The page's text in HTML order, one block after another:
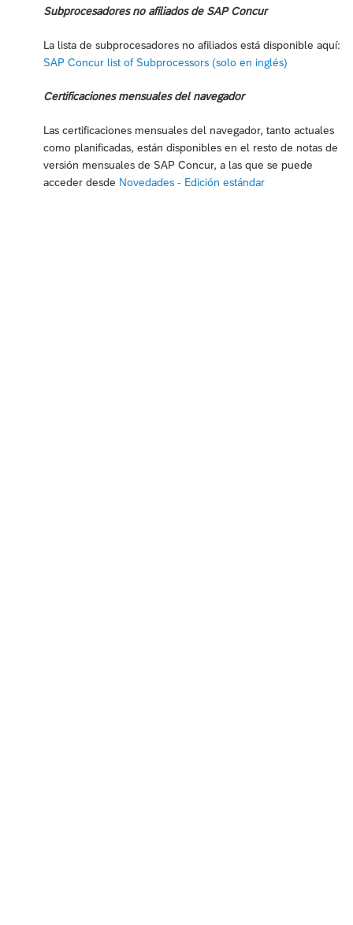
Subprocesadores no afiliados de SAP Concur
La lista de subprocesadores no afiliados está disponible aquí:
SAP Concur list of Subprocessors (solo en inglés)
Certificaciones mensuales del navegador
Las certificaciones mensuales del navegador, tanto actuales
como planificadas, están disponibles en el resto de notas de
versión mensuales de SAP Concur, a las que se puede
acceder desde Novedades - Edición estándar